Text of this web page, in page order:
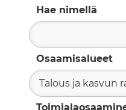
Hae nimellä
Osaamisalueet
Talous ja kasvun